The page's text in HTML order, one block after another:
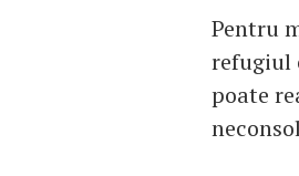
Pentru
refugiul
poate